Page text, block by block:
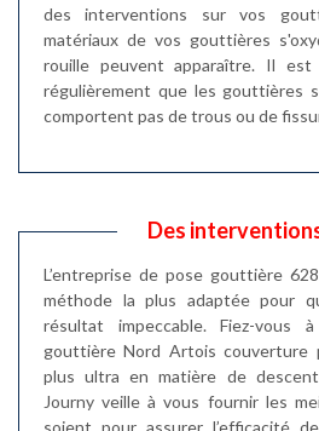
des interventions sur vos
matériaux de vos gouttières
rouille peuvent apparaître. Il est
régulièrement que les gouttières
comportent pas de trous ou de
Des
L’entreprise de pose gouttière
méthode la plus adaptée pour
résultat impeccable. Fiez-vous
gouttière Nord Artois couverture
plus ultra en matière de
Journy veille à vous fournir les
soient pour assurer l’efficacité